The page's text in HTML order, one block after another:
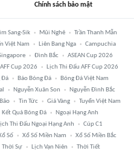
Chính sách bảo mật
Sang-Sik Mũi Nghê
Trần Thanh Mẫn
Việt Nam Liên Bang Nga
Campuchia
Đình Bắc
ASEAN Cup 2026
AFF Cup 2026
Lịch Thi Đấu AFF Cup 2026
Đá Báo Bóng Đá
Bóng Đá Việt Nam
Nguyễn Xuân Son
Nguyễn Đình Bắc
Tin Tức Giá Vàng
Tuyển Việt Nam
Kết Quả Bóng Đá
Ngoại Hạng Anh
Thi Đấu Ngoại Hạng Anh
Cúp C1
Số Xổ Số Miền Nam
Xổ Số Miền Bắc
Thời Sự Lịch Vạn Niên Thời Tiết